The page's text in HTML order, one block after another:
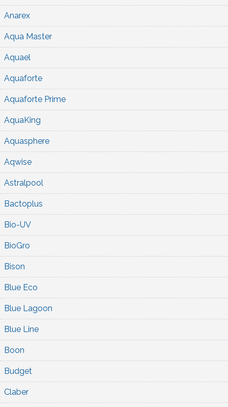
Anarex
Aqua Master
Aquael
Aquaforte
Aquaforte Prime
AquaKing
Aquasphere
Aqwise
Astralpool
Bactoplus
Bio-UV
BioGro
Bison
Blue Eco
Blue Lagoon
Blue Line
Boon
Budget
Claber